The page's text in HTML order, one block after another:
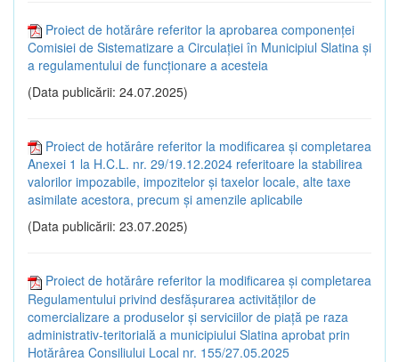
Proiect de hotărâre referitor la aprobarea componenţei
Comisiei de Sistematizare a Circulaţiei în Municipiul Slatina și
a regulamentului de funcţionare a acesteia
(Data publicării: 24.07.2025)
Proiect de hotărâre referitor la modificarea și completarea
Anexei 1 la H.C.L. nr. 29/19.12.2024 referitoare la stabilirea
valorilor impozabile, impozitelor și taxelor locale, alte taxe
asimilate acestora, precum și amenzile aplicabile
(Data publicării: 23.07.2025)
Proiect de hotărâre referitor la modificarea și completarea
Regulamentului privind desfășurarea activităților de
comercializare a produselor și serviciilor de piață pe raza
administrativ-teritorială a municipiului Slatina aprobat prin
Hotărârea Consiliului Local nr. 155/27.05.2025